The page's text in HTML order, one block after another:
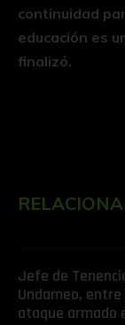
continuidad
educación es
finalizó.
Jefe de
Undameo,
ataque armado